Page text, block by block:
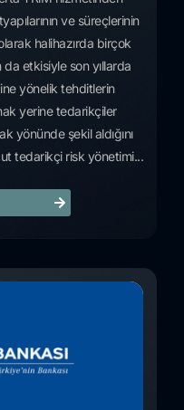
ve süreçlerinin
halihazırda birçok
etkisiyle son yıllarda
yönelik tehditlerin
yerine tedarikçiler
yönünde şekil aldığını
tedarikçi risk yönetimi...